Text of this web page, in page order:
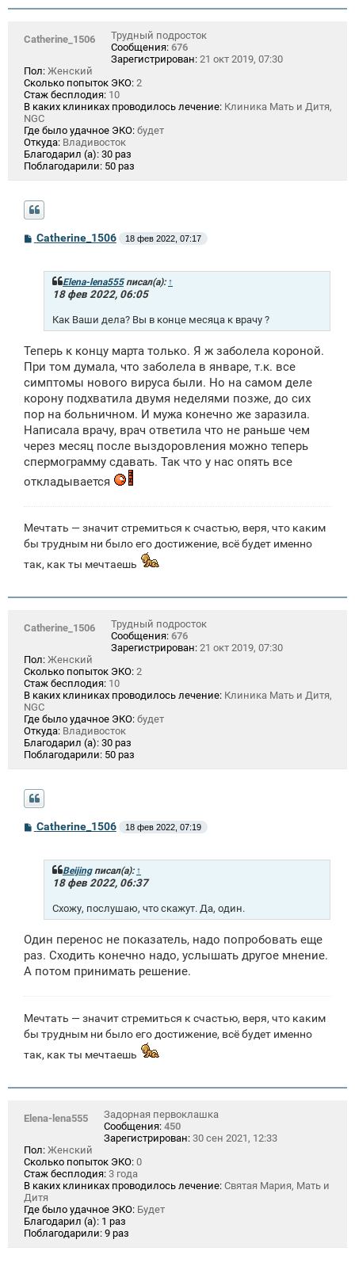
Catherine_1506
Трудный подросток
Сообщения: 676
Зарегистрирован: 21 окт 2019, 07:30
Пол: Женский
Сколько попыток ЭКО: 2
Стаж бесплодия: 10
В каких клиниках проводилось лечение: Клиника Мать и Дитя,
NGC
Где было удачное ЭКО: будет
Откуда: Владивосток
Благодарил (а): 30 раз
Поблагодарили: 50 раз
СCatherine_1506 18 фев 2022, 07:17
Elena-lena555писал(а): ↑
18 фев 2022, 06:05
Как Ваши дела? Вы в конце месяца к врачу ?
Теперь к концу марта только. Я ж заболела короной.
При том думала, что заболела в январе, т.к. все
симптомы нового вируса были. Но на самом деле
корону подхватила двумя неделями позже, до сих
пор на больничном. И мужа конечно же заразила.
Написала врачу, врач ответила что не раньше чем
через месяц после выздоровления можно теперь
спермограмму сдавать. Так что у нас опять все
откладывается
Мечтать — значит стремиться к счастью, веря, что каким
бы трудным ни было его достижение, всё будет именно
так, как ты мечтаешь
Catherine_1506
Трудный подросток
Сообщения: 676
Зарегистрирован: 21 окт 2019, 07:30
Пол: Женский
Сколько попыток ЭКО: 2
Стаж бесплодия: 10
В каких клиниках проводилось лечение: Клиника Мать и Дитя,
NGC
Где было удачное ЭКО: будет
Откуда: Владивосток
Благодарил (а): 30 раз
Поблагодарили: 50 раз
СCatherine_1506 18 фев 2022, 07:19
Beijingписал(а): ↑
18 фев 2022, 06:37
Схожу, послушаю, что скажут. Да, один.
Один перенос не показатель, надо попробовать еще
раз. Сходить конечно надо, услышать другое мнение.
А потом принимать решение.
Мечтать — значит стремиться к счастью, веря, что каким
бы трудным ни было его достижение, всё будет именно
так, как ты мечтаешь
Elena-lena555
Задорная первоклашка
Сообщения: 450
Зарегистрирован: 30 сен 2021, 12:33
Пол: Женский
Сколько попыток ЭКО: 0
Стаж бесплодия: 3 года
В каких клиниках проводилось лечение: Святая Мария, Мать и
Дитя
Где было удачное ЭКО: Будет
Благодарил (а): 1 раз
Поблагодарили: 9 раз